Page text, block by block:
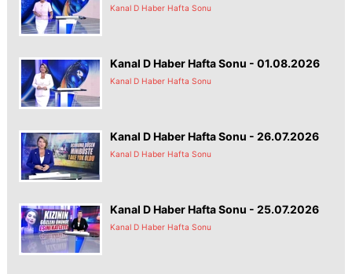
Kanal D Haber Hafta Sonu
Kanal D Haber Hafta Sonu - 01.08.2026
Kanal D Haber Hafta Sonu
Kanal D Haber Hafta Sonu - 26.07.2026
Kanal D Haber Hafta Sonu
Kanal D Haber Hafta Sonu - 25.07.2026
Kanal D Haber Hafta Sonu